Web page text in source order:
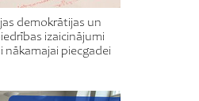
demokrātijas un
izaicinājumi
nākamajai piecgadei